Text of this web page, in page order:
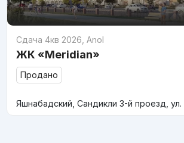
Сдача 4кв 2026 Anol
ЖК «Meridian»
Продано
Яшнабадский, Сандикли 3-й проезд, ул.